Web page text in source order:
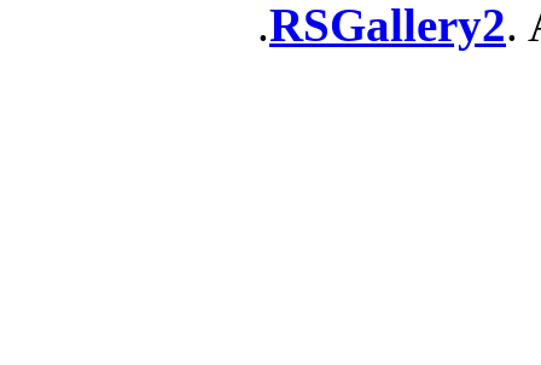
RSGallery2.